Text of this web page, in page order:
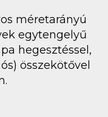
méretarányú
egytengelyű
hegesztéssel,
összekötővel